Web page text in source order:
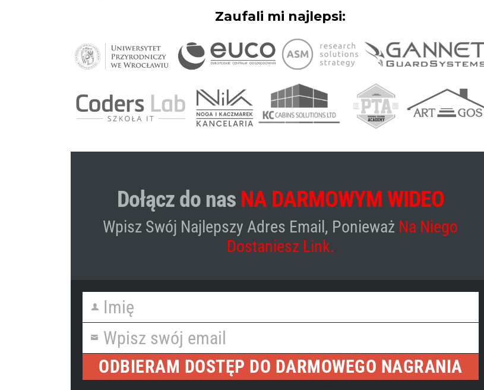
Zaufali mi najlepsi:
Dołącz do nas NA DARMOWYM WIDEO
Wpisz Swój Najlepszy Adres Email, Ponieważ Na Niego
Dostaniesz Link.
First
Name
Imię
Your
email
Wpisz swój email
ODBIERAM DOSTĘP DO DARMOWEGO NAGRANIA